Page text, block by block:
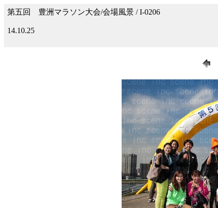
第五回 豊洲マラソン大会/会場風景 / I-0206
14.10.25